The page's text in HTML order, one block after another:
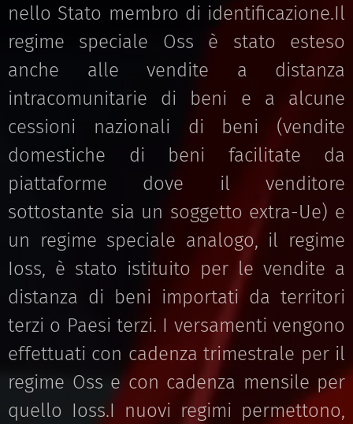
nello Stato membro di identificazione.Il
regime speciale Oss è stato esteso
anche alle vendite a distanza
intracomunitarie di beni e a alcune
cessioni nazionali di beni (vendite
domestiche di beni facilitate da
piattaforme dove il venditore
sottostante sia un soggetto extra-Ue) e
un regime speciale analogo, il regime
Ioss, è stato istituito per le vendite a
distanza di beni importati da territori
terzi o Paesi terzi. I versamenti vengono
effettuati con cadenza trimestrale per il
regime Oss e con cadenza mensile per
quello Ioss.I nuovi regimi permettono,